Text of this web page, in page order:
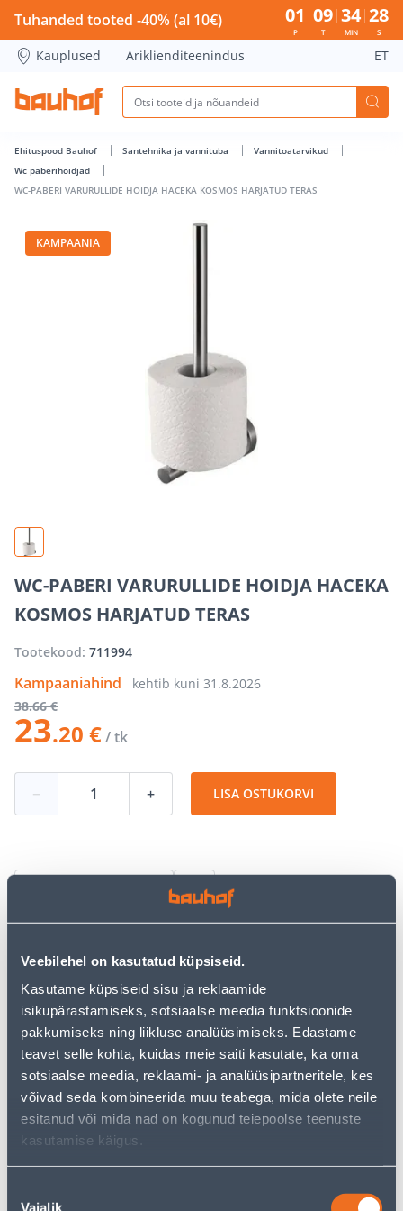
Veebilehel on kasutatud küpsiseid.
Kasutame küpsiseid sisu ja reklaamide
isikupärastamiseks, sotsiaalse meedia funktsioonide
pakkumiseks ning liikluse analüüsimiseks. Edastame
teavet selle kohta, kuidas meie saiti kasutate, ka oma
sotsiaalse meedia, reklaami- ja analüüsipartneritele, kes
võivad seda kombineerida muu teabega, mida olete neile
esitanud või mida nad on kogunud teiepoolse teenuste
kasutamise käigus.
Vajalik
WC-PABERI VARURULLIDE HOIDJA HACEKA KOSMOS
Tuhanded tooted -40% (al 10€) 01
P
09
T
34
MIN
27
S
Kauplused Äriklienditeenindus ET
Ehituspood Bauhof Santehnika ja vannituba
Vannitoatarvikud
Wc paberihoidjad
WC-PABERI VARURULLIDE HOIDJA HACEKA KOSMOS HARJATUD TERAS
KAMPAANIA
WC-PABERI VARURULLIDE HOIDJA HACEKA
KOSMOS HARJATUD TERAS
Tootekood: 711994
Kampaaniahind kehtib kuni 31.8.2026
38.66 €
23.20 €/ tk
− + LISA OSTUKORVI
• Harjatud teras.
• Kinnitamine kruvidega (kuuluvad komplekti) või
liimiga.
• 14-päevane tagastusõigus.
Eeldatav kojuvedu 3,69 € al. 2-5 tööpäeva
Tarne pakiautomaati al. 2,29 € al. 2-5 tööpäeva